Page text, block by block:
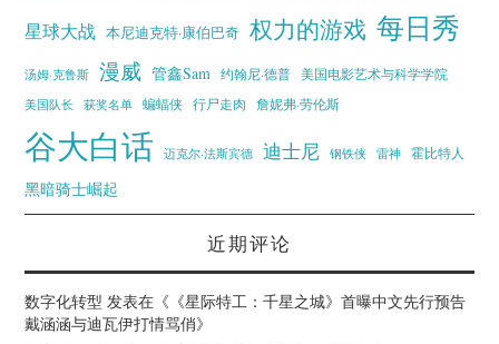
星球大战 本尼迪克特·康伯巴奇 权力的游戏 每日秀
汤姆·克鲁斯 漫威 管鑫Sam 约翰尼·德普
美国电影艺术与科学学院
美国队长
获奖名单 蝙蝠侠 行尸走肉 詹妮弗·劳伦斯
谷大白话 迈克尔·法斯宾德 迪士尼 钢铁侠 雷神 霍比特人
黑暗骑士崛起
近期评论
数字化转型 发表在《 《星际特工：千星之城》首曝中文先行预告
戴涵涵与迪瓦伊打情骂俏》